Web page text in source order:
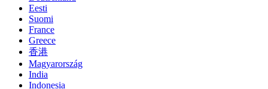
Eesti
Suomi
France
Greece
香港
Magyarország
India
Indonesia